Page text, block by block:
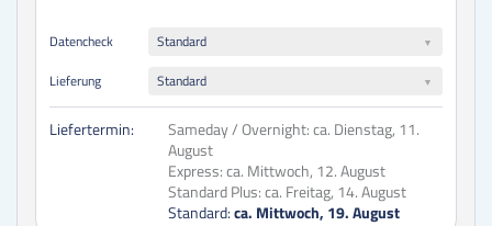
Datencheck
Standard
Lieferung
Standard
Liefertermin: Sameday / Overnight:ca. Dienstag, 11.
August
Express:ca. Mittwoch, 12. August
Standard Plus:ca. Freitag, 14. August
Standard:ca. Mittwoch, 19. August